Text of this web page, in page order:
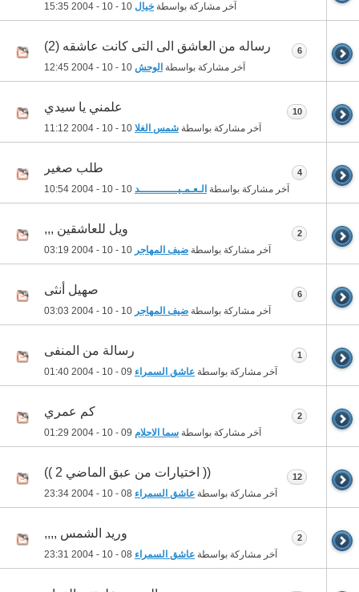
آخر مشاركة بواسطة خيال 15:35
رساله من العاشق الى التى كانت عاشقه (2)
آخر مشاركة بواسطة الوحش 12:45
6
علمني يا سيدي
آخر مشاركة بواسطة شمس الغلا 11:12
10
طلب صغير
آخر مشاركة بواسطة الـعـمـيــــــــــــد 10:54
4
ويل للعاشقين ,,,
آخر مشاركة بواسطة ضيف المهاجر 03:19
2
صهيل أنثى
آخر مشاركة بواسطة ضيف المهاجر 03:03
6
رسالة من المنفى
آخر مشاركة بواسطة عاشق السمراء 01:40
1
كم عمري
آخر مشاركة بواسطة سما الاحلام 01:29
2
(( اختيارات من عبق الماضي 2 ))
آخر مشاركة بواسطة عاشق السمراء 23:34
12
وريد الشمس ,,,,
آخر مشاركة بواسطة عاشق السمراء 23:31
2